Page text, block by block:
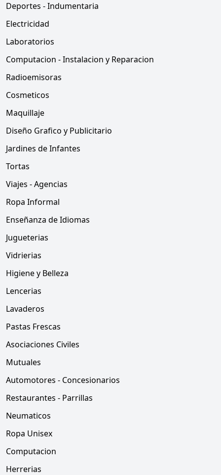
Deportes - Indumentaria
Electricidad
Laboratorios
Computacion - Instalacion y Reparacion
Radioemisoras
Cosmeticos
Maquillaje
Diseño Grafico y Publicitario
Jardines de Infantes
Tortas
Viajes - Agencias
Ropa Informal
Enseñanza de Idiomas
Jugueterias
Vidrierias
Higiene y Belleza
Lencerias
Lavaderos
Pastas Frescas
Asociaciones Civiles
Mutuales
Automotores - Concesionarios
Restaurantes - Parrillas
Neumaticos
Ropa Unisex
Computacion
Herrerias